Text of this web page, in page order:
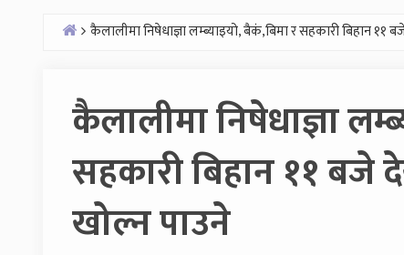
कैलालीमा निषेधाज्ञा लम्ब्याइयो, बैकं,बिमा र सहकारी बिहान
कैलालीमा निषेधाज्ञा
सहकारी बिहान ११ बजे
खोल्न पाउने